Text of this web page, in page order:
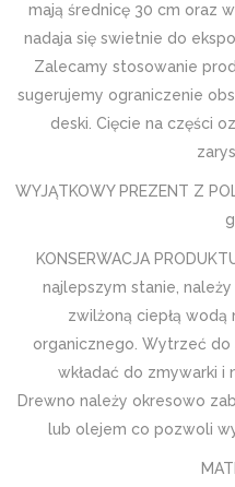
mają średnicę 30 cm oraz
nadaja się swietnie do
Zalecamy stosowanie
sugerujemy ograniczenie
deski. Cięcie na części
WYJĄTKOWY PREZENT Z
KONSERWACJA
najlepszym stanie,
zwilżoną ciepłą wodą
organicznego. Wytrzeć do
wkładać do zmywarki i
Drewno należy okresowo
lub olejem co pozwoli